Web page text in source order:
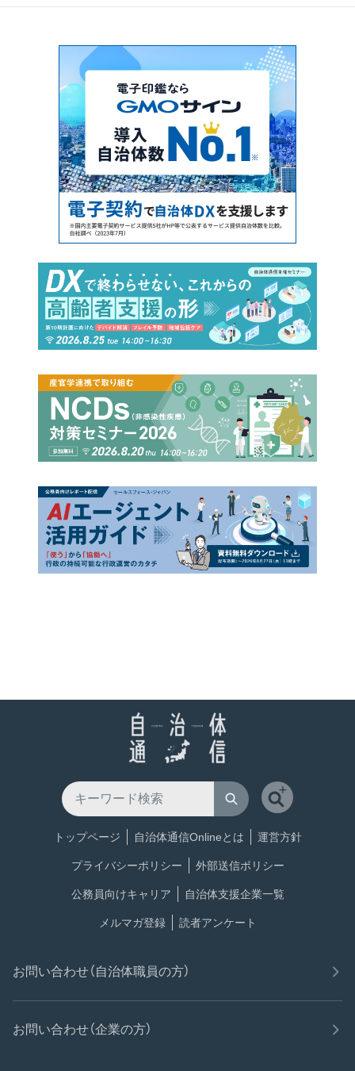
トップページ 自治体通信Onlineとは 運営方針
プライバシーポリシー 外部送信ポリシー
公務員向けキャリア 自治体支援企業一覧
メルマガ登録 読者アンケート
お問い合わせ（自治体職員の方）
お問い合わせ（企業の方）